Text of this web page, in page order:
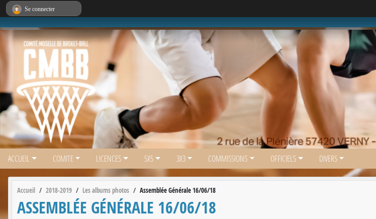
ACCUEIL COMITE LICENCES 5X5 3X3 COMMISSIONS OFFICIELS DIVERS
Accueil 2018-2019 Les albums photos Assemblée Générale 16/06/18
ASSEMBLÉE GÉNÉRALE 16/06/18
Se connecter
Panneau de gestion des cookies